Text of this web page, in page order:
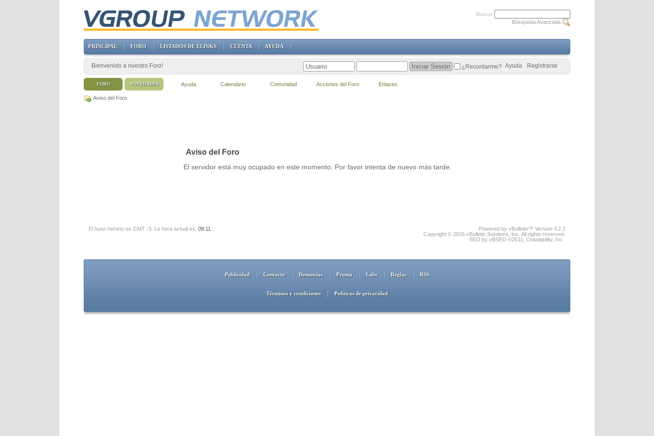
Aviso del Foro
Aviso del Foro
El servidor está muy ocupado en este momento. Por favor intenta de nuevo más tarde.
El huso horario es GMT -3. La hora actual es: 09:11
Powered by vBulletin™ Version 4.2.2
Copyright © 2026 vBulletin Solutions, Inc. All rights reserved.
SEO by vBSEO ©2011, Crawlability, Inc.
Publicidad Contacto Denuncias Prensa Labs Reglas RSS
Términos y condiciones Políticas de privacidad
Buscar
Búsqueda Avanzada
PRINCIPAL FORO LISTADOS DE ELINKS CUENTA AYUDA
Bienvenido a nuestro Foro! Registrarse
Ayuda
¿Recordarme?
FORO Ayuda Calendario Comunidad Acciones del Foro Enlaces
NOVEDADES